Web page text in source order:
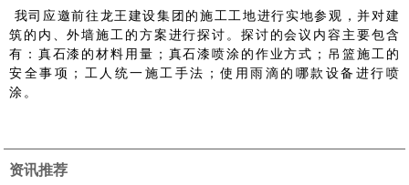
我司应邀前往龙王建设集团的施工工地进行实地参观，并对建
筑的内、外墙施工的方案进行探讨。探讨的会议内容主要包含
有：真石漆的材料用量；真石漆喷涂的作业方式；吊篮施工的
安全事项；工人统一施工手法；使用雨滴的哪款设备进行喷
涂。
资讯推荐